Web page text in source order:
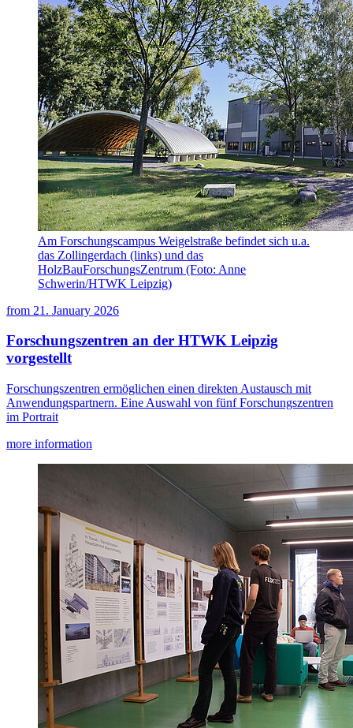
Am Forschungscampus Weigelstraße befindet sich u.a.
das Zollingerdach (links) und das
HolzBauForschungsZentrum (Foto: Anne
Schwerin/HTWK Leipzig)
from 21. January 2026
Forschungszentren an der HTWK Leipzig
vorgestellt
Forschungszentren ermöglichen einen direkten Austausch mit
Anwendungspartnern. Eine Auswahl von fünf Forschungszentren
im Portrait
more information